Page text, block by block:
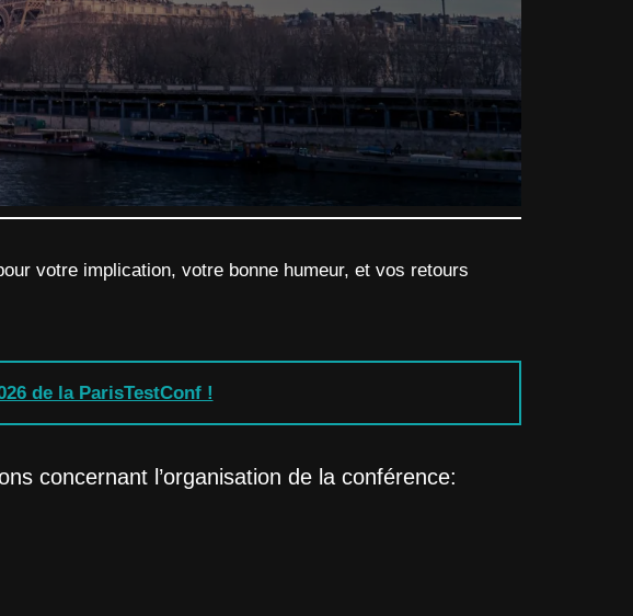
votre implication, votre bonne humeur, et vos retours
de la ParisTestConf !
concernant l’organisation de la conférence: